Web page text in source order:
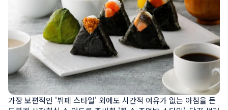
가장 보편적인 '뷔페 스타일' 외에도 시간적 여유가 없는 아침을 든